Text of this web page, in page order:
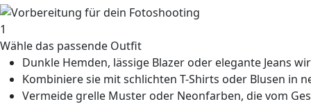
1
Wähle das passende Outfit
Dunkle Hemden, lässige Blazer oder elegante Jeans
Kombiniere sie mit schlichten T-Shirts oder Blusen in
Vermeide grelle Muster oder Neonfarben, die vom